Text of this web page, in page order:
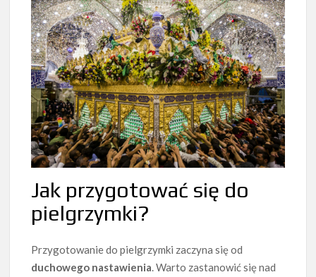
Jak przygotować się do
pielgrzymki?
Przygotowanie do pielgrzymki zaczyna się od
duchowego nastawienia . Warto zastanowić się nad